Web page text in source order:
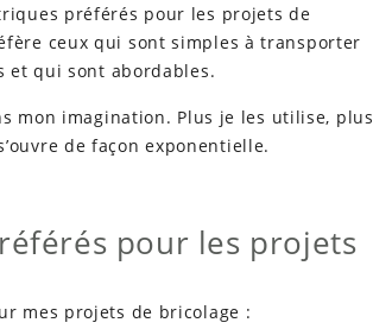
préférés pour les projets de
ceux qui sont simples à transporter
et qui sont abordables.
mon imagination. Plus je les utilise, plus
de façon exponentielle.
pour les projets
mes projets de bricolage :